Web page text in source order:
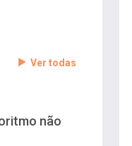
Ver todas
não